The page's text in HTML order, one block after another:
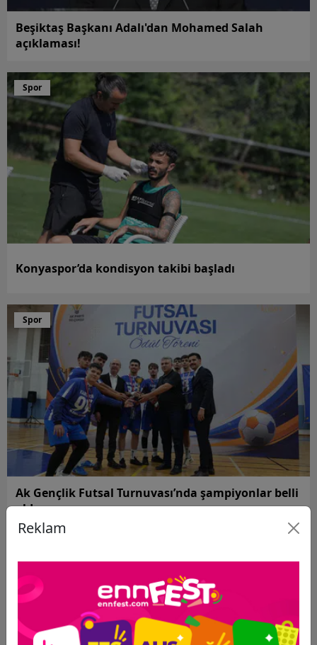
Reklam
Beşiktaş Başkanı Adalı'dan Mohamed Salah
açıklaması!
Spor
Konyaspor’da kondisyon takibi başladı
Spor
Ak Gençlik Futsal Turnuvası’nda şampiyonlar belli
oldu